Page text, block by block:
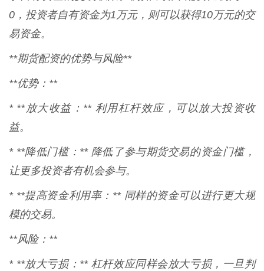
0，投资者自有资金为1万元，则可以获得10万元的交
易资金。
**期货配资的优势与风险**
**优势：**
* **放大收益：** 利用杠杆效应，可以放大投资收
益。
* **降低门槛：** 降低了参与期货交易的资金门槛，
让更多投资者有机会参与。
* **提高资金利用率：** 同样的资金可以进行更大规
模的交易。
**风险：**
* **放大亏损：** 杠杆效应同样会放大亏损，一旦判